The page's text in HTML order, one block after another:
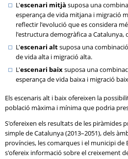
L'escenari mitjà suposa una
esperança de vida mitjana i migració
reflectir l'evolució que es considera
l'estructura demogràfica a Catalunya,
L'escenari altsuposa una
de vida alta i migració alta.
L'escenari baixsuposa una
esperança de vida baixa i migració
Els escenaris alt i baix ofereixen la
població màxima i mínima que podria
S'ofereixen els resultats de les piràmides
simple de Catalunya (2013–2051), dels
províncies, les comarques i el municipi de
s'ofereix informació sobre el creixement